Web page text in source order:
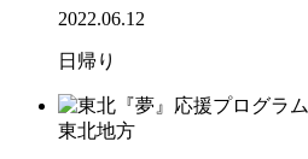
2022.06.12
日帰り
東北地方